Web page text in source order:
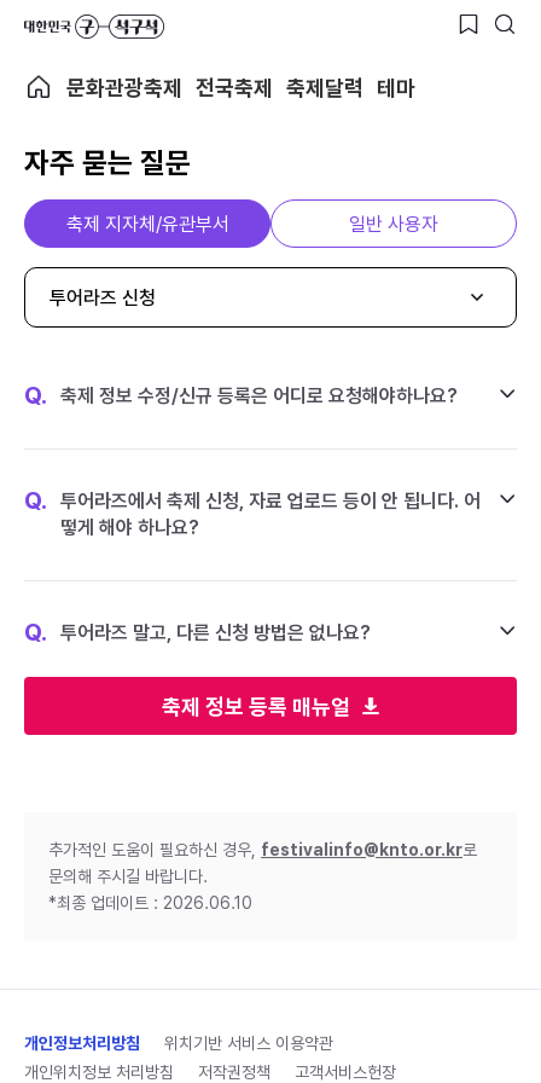
문화관광축제 전국축제 축제달력 테마
자주 묻는 질문
축제 정보 등록 매뉴얼
축제 지자체/유관부서 일반 사용자
투어라즈 신청
Q. 축제 정보 수정/신규 등록은 어디로 요청해야하나요?
Q.
투어라즈에서 축제 신청, 자료 업로드 등이 안 됩니다. 어
떻게 해야 하나요?
Q. 투어라즈 말고, 다른 신청 방법은 없나요?
추가적인 도움이 필요하신 경우, festivalinfo@knto.or.kr로
문의해 주시길 바랍니다.
*최종 업데이트 : 2026.06.10
개인정보처리방침
위치기반 서비스 이용약관
개인위치정보 처리방침
저작권정책 고객서비스헌장